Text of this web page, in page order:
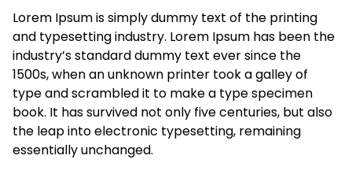
Lorem Ipsum is simply dummy text of the printing
and typesetting industry. Lorem Ipsum has been the
industry’s standard dummy text ever since the
1500s, when an unknown printer took a galley of
type and scrambled it to make a type specimen
book. It has survived not only five centuries, but also
the leap into electronic typesetting, remaining
essentially unchanged.